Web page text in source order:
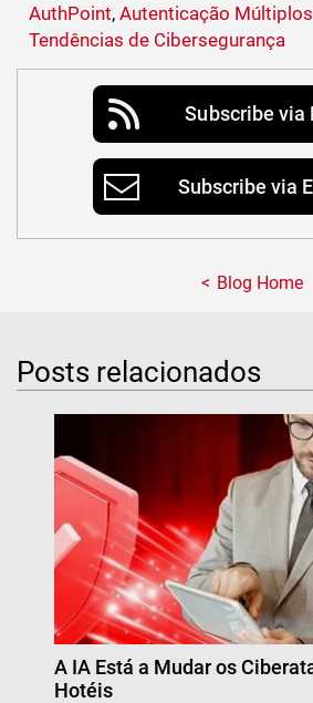
AuthPoint, Autenticação
Tendências de Cibersegurança
Subscribe via
Subscribe via
Blog Home
Posts relacionados
A IA Está a Mudar os
Hotéis